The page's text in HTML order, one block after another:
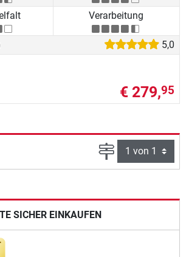
Verarbeitung
5,0
€ 279,95
Seite
SICHER EINKAUFEN